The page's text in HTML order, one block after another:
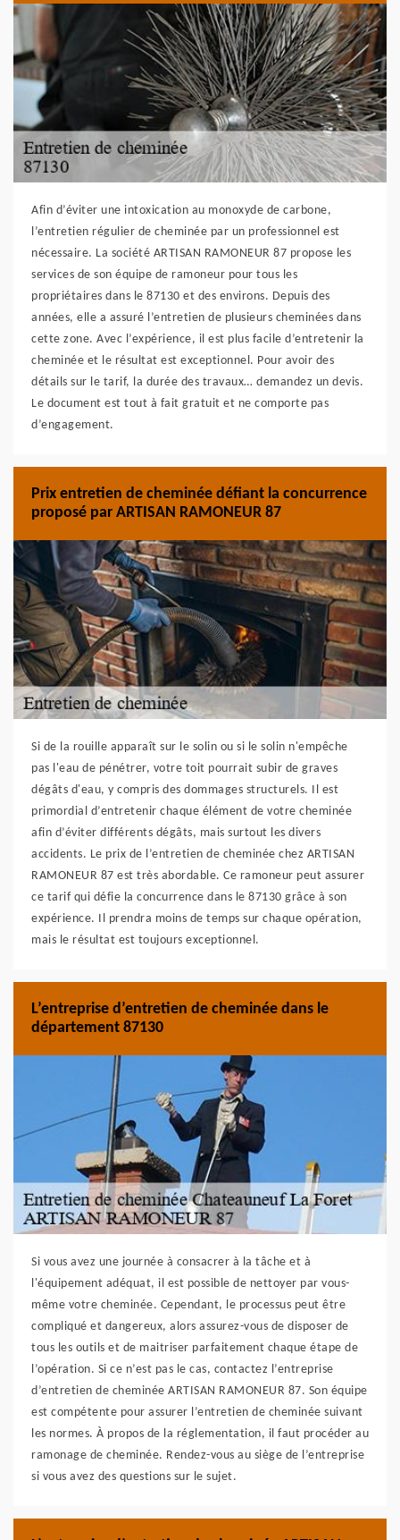
Afin d’éviter une intoxication au monoxyde de carbone,
l’entretien régulier de cheminée par un professionnel est
nécessaire. La société ARTISAN RAMONEUR 87 propose les
services de son équipe de ramoneur pour tous les
propriétaires dans le 87130 et des environs. Depuis des
années, elle a assuré l’entretien de plusieurs cheminées dans
cette zone. Avec l’expérience, il est plus facile d’entretenir la
cheminée et le résultat est exceptionnel. Pour avoir des
détails sur le tarif, la durée des travaux… demandez un devis.
Le document est tout à fait gratuit et ne comporte pas
d’engagement.
Prix entretien de cheminée défiant la concurrence
proposé par ARTISAN RAMONEUR 87
Si de la rouille apparaît sur le solin ou si le solin n'empêche
pas l'eau de pénétrer, votre toit pourrait subir de graves
dégâts d'eau, y compris des dommages structurels. Il est
primordial d’entretenir chaque élément de votre cheminée
afin d’éviter différents dégâts, mais surtout les divers
accidents. Le prix de l’entretien de cheminée chez ARTISAN
RAMONEUR 87 est très abordable. Ce ramoneur peut assurer
ce tarif qui défie la concurrence dans le 87130 grâce à son
expérience. Il prendra moins de temps sur chaque opération,
mais le résultat est toujours exceptionnel.
L’entreprise d’entretien de cheminée dans le
département 87130
Si vous avez une journée à consacrer à la tâche et à
l'équipement adéquat, il est possible de nettoyer par vous-
même votre cheminée. Cependant, le processus peut être
compliqué et dangereux, alors assurez-vous de disposer de
tous les outils et de maitriser parfaitement chaque étape de
l’opération. Si ce n’est pas le cas, contactez l’entreprise
d’entretien de cheminée ARTISAN RAMONEUR 87. Son équipe
est compétente pour assurer l’entretien de cheminée suivant
les normes. À propos de la réglementation, il faut procéder au
ramonage de cheminée. Rendez-vous au siège de l’entreprise
si vous avez des questions sur le sujet.